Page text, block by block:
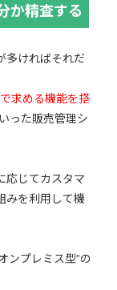
か精査する
多ければそれだ
求める機能を搭
った販売管理シ
応じてカスタマ
みを利用して機
ンプレミス型”の